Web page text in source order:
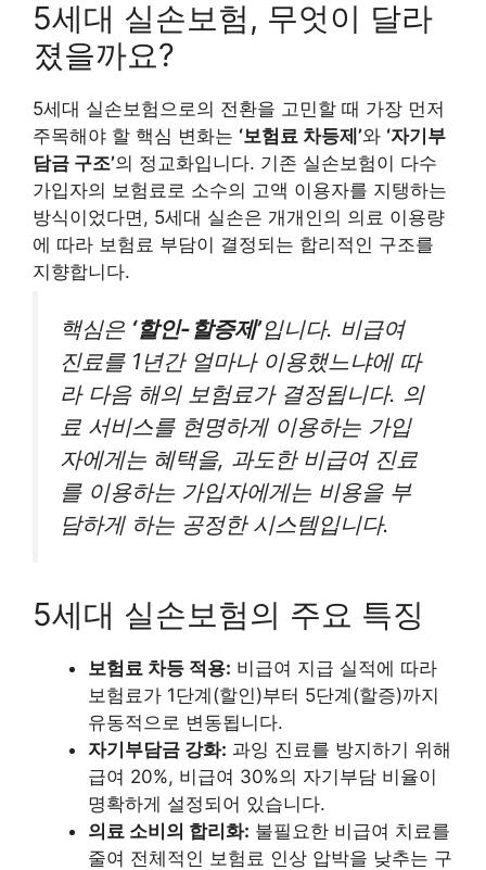
5세대 실손보험, 무엇이 달라
졌을까요?
5세대 실손보험으로의 전환을 고민할 때 가장 먼저
주목해야 할 핵심 변화는 ‘보험료 차등제’와 ‘자기부
담금 구조’의 정교화입니다. 기존 실손보험이 다수
가입자의 보험료로 소수의 고액 이용자를 지탱하는
방식이었다면, 5세대 실손은 개개인의 의료 이용량
에 따라 보험료 부담이 결정되는 합리적인 구조를
지향합니다.
핵심은 ‘할인-할증제’입니다. 비급여
진료를 1년간 얼마나 이용했느냐에 따
라 다음 해의 보험료가 결정됩니다. 의
료 서비스를 현명하게 이용하는 가입
자에게는 혜택을, 과도한 비급여 진료
를 이용하는 가입자에게는 비용을 부
담하게 하는 공정한 시스템입니다.
5세대 실손보험의 주요 특징
보험료 차등 적용: 비급여 지급 실적에 따라
보험료가 1단계(할인)부터 5단계(할증)까지
유동적으로 변동됩니다.
자기부담금 강화: 과잉 진료를 방지하기 위해
급여 20%, 비급여 30%의 자기부담 비율이
명확하게 설정되어 있습니다.
의료 소비의 합리화: 불필요한 비급여 치료를
줄여 전체적인 보험료 인상 압박을 낮추는 구